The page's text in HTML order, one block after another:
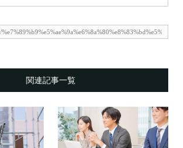
関連記事一覧